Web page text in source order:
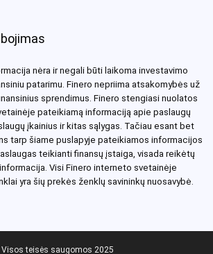
nėra ir negali būti laikoma investavimo
patarimu. Finero nepriima atsakomybės už
sprendimus. Finero stengiasi nuolatos
pateikiamą informaciją apie paslaugų
įkainius ir kitas sąlygas. Tačiau esant bet
tarp šiame puslapyje pateikiamos informacijos
teikianti finansų įstaiga, visada reikėtų
Visi Finero interneto svetainėje
yra šių prekės ženklų savininkų nuosavybė.
Visos teisės saugomos 2025